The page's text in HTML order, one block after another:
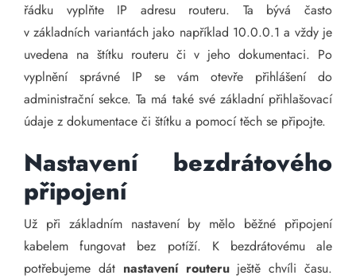
řádku vyplňte IP adresu routeru. Ta bývá často
v základních variantách jako například 10.0.0.1 a vždy je
uvedena na štítku routeru či v jeho dokumentaci. Po
vyplnění správné IP se vám otevře přihlášení do
administrační sekce. Ta má také své základní přihlašovací
údaje z dokumentace či štítku a pomocí těch se připojte.
Nastavení bezdrátového
připojení
Už při základním nastavení by mělo běžné připojení
kabelem fungovat bez potíží. K bezdrátovému ale
potřebujeme dát nastavení routeruještě chvíli času.